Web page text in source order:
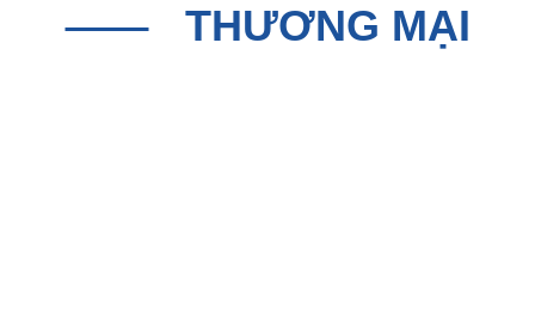
THƯƠNG MẠI